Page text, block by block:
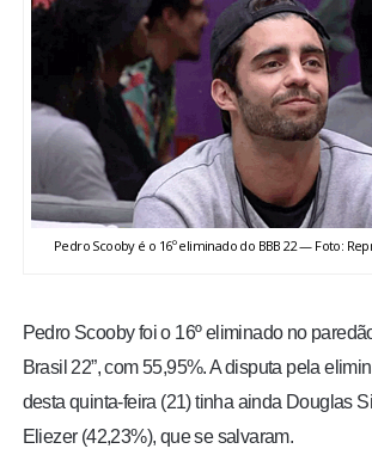
ESPORTES
ENTRETENIMENTO
ENQUETE
TV LPB
COLUNISTAS
Pedro Scooby é o 16º eliminado do BBB 22 — Foto:
Pedro Scooby foi o 16º eliminado no
Brasil 22”, com 55,95%. A disputa pela
desta quinta-feira (21) tinha ainda Douglas
Eliezer (42,23%), que se salvaram.